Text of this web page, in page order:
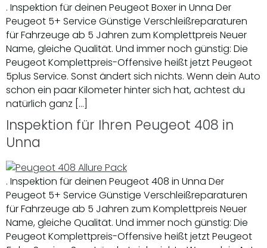
. Inspektion für deinen Peugeot Boxer in Unna Der
Peugeot 5+ Service Günstige Verschleißreparaturen
für Fahrzeuge ab 5 Jahren zum Komplettpreis Neuer
Name, gleiche Qualität. Und immer noch günstig: Die
Peugeot Komplettpreis-Offensive heißt jetzt Peugeot
5plus Service. Sonst ändert sich nichts. Wenn dein Auto
schon ein paar Kilometer hinter sich hat, achtest du
natürlich ganz […]
Inspektion für Ihren Peugeot 408 in
Unna
. Inspektion für deinen Peugeot 408 in Unna Der
Peugeot 5+ Service Günstige Verschleißreparaturen
für Fahrzeuge ab 5 Jahren zum Komplettpreis Neuer
Name, gleiche Qualität. Und immer noch günstig: Die
Peugeot Komplettpreis-Offensive heißt jetzt Peugeot